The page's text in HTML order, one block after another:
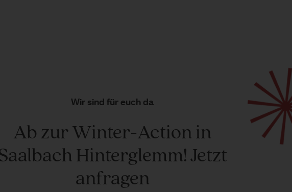
Wir sind für euch da
Ab zur Winter-Action in
Hinterglemm! Jetzt
anfragen